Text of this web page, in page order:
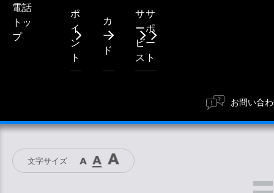
電話
トッ
プ
ポ
イ
ン
ト
カ
ー
ド
サ
ー
ビ
ス
サ
ポ
ー
ト
お問い合
文字サイズ